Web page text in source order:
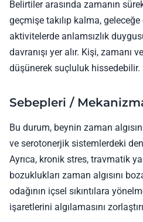
Belirtiler arasında zamanın
geçmişe takılıp kalma,
aktivitelerde anlamsızlık
davranışı yer alır. Kişi, zamanı
düşünerek suçluluk hissedebilir.
Sebepleri /
Bu durum, beynin zaman
ve serotonerjik sistemlerdeki
Ayrıca, kronik stres, travmatik
bozuklukları zaman algısını
odağının içsel sıkıntılara
işaretlerini algılamasını